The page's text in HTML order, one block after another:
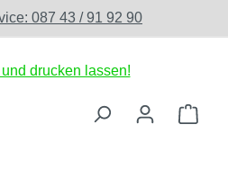
087 43 / 91 92 90